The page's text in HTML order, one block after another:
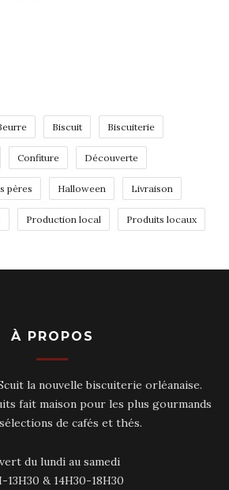
Biscuit Biscuiterie
Confiture Découverte
pères Halloween Livraison
Production local Produits locaux
À PROPOS
la nouvelle biscuiterie orléanaise.
fait maison pour les plus gourmands
de cafés et thés.
du lundi au samedi
13H30 & 14H30-18H30